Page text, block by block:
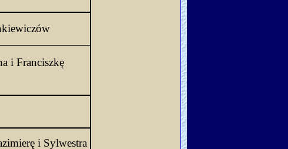
i Franciszkę
i Sylwestra